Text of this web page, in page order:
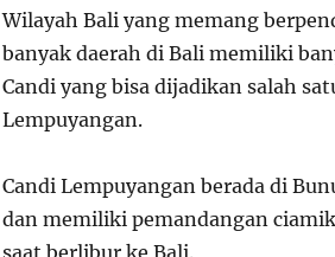
Wilayah Bali yang memang
banyak daerah di Bali memiliki
Candi yang bisa dijadikan salah
Lempuyangan.
Candi Lempuyangan berada di
dan memiliki pemandangan